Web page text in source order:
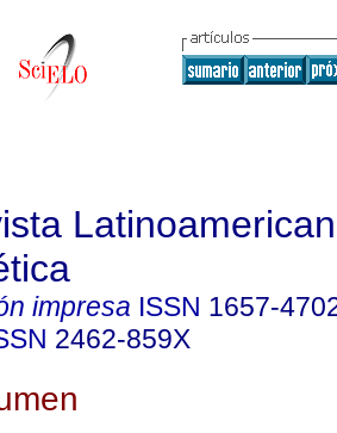
impresa ISSN 1657-
2462-859X